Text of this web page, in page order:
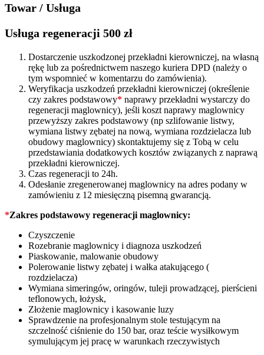
2010
Towar / Usługa
Usługa regeneracji 500 zł
Dostarczenie uszkodzonej przekładni kierowniczej, na własną
rękę lub za pośrednictwem naszego kuriera DPD (należy o
tym wspomnieć w komentarzu do zamówienia).
Weryfikacja uszkodzeń przekładni kierowniczej (określenie
czy zakres podstawowy* naprawy przekładni wystarczy do
regeneracji maglownicy), jeśli koszt naprawy maglownicy
przewyższy zakres podstawowy (np szlifowanie listwy,
wymiana listwy zębatej na nową, wymiana rozdzielacza lub
obudowy maglownicy) skontaktujemy się z Tobą w celu
przedstawiania dodatkowych kosztów związanych z naprawą
przekładni kierowniczej.
Czas regeneracji to 24h.
Odesłanie zregenerowanej maglownicy na adres podany w
zamówieniu z 12 miesięczną pisemną gwarancją.
*Zakres podstawowy regeneracji maglownicy:
Czyszczenie
Rozebranie maglownicy i diagnoza uszkodzeń
Piaskowanie, malowanie obudowy
Polerowanie listwy zębatej i wałka atakującego (
rozdzielacza)
Wymiana simeringów, oringów, tuleji prowadzącej, pierścieni
teflonowych, łożysk,
Złożenie maglownicy i kasowanie luzy
Sprawdzenie na profesjonalnym stole testującym na
szczelność ciśnienie do 150 bar, oraz teście wysiłkowym
symulującym jej pracę w warunkach rzeczywistych